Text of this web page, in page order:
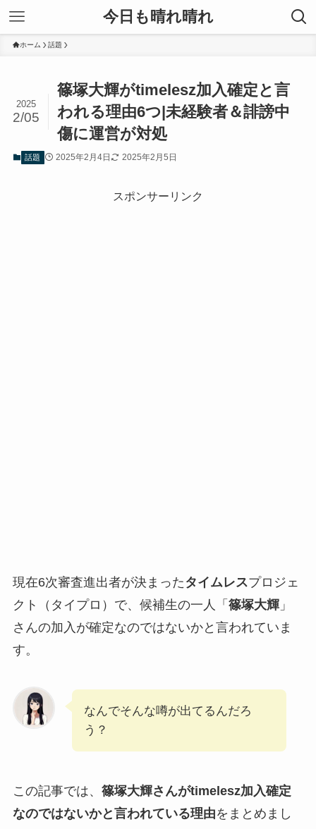
今日も晴れ晴れ
ホーム 話題
篠塚大輝がtimelesz加入確定と言
われる理由6つ|未経験者＆誹謗中
傷に運営が対処
2025
2/05
話題 2025年2月4日 2025年2月5日
スポンサーリンク
現在6次審査進出者が決まった タイムレスプロジェ
クト（タイプロ）で、候補生の一人「 篠塚大輝」
さんの加入が確定なのではないかと言われていま
す。
なんでそんな噂が出てるんだろ
う？
この記事では、 篠塚大輝さんがtimelesz加入確定
なのではないかと言われている理由をまとめまし